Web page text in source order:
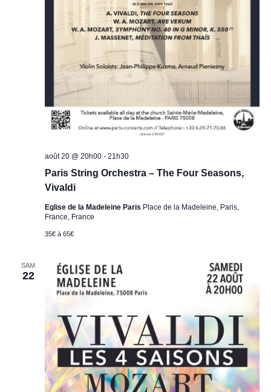
Paris String Orchestra – The Four Seasons,
Vivaldi
août 20 @ 20h00- 21h30
Eglise de la Madeleine Paris Place de la Madeleine, Paris,
France, France
35€ à 65€
SAM
22